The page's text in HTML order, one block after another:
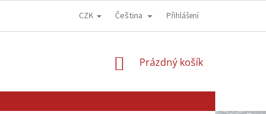
OBCHODNÍ PODMÍNKY GDPR - OCHRANA OSOBNÍCH ÚDAJŮ
CZK Čeština Přihlášení
NÁKUPNÍ
Prázdný košík